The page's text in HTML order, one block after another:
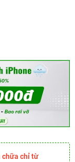
chữa chỉ từ